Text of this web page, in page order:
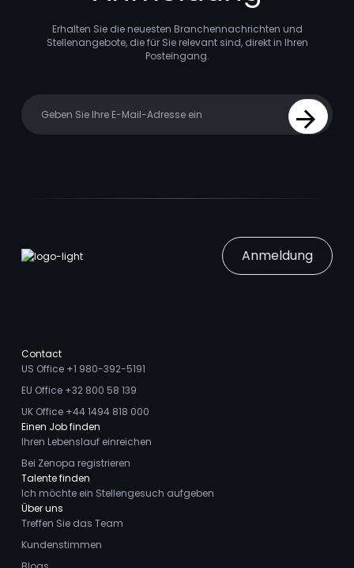
Erhalten Sie die neuesten Branchennachrichten und
Stellenangebote, die für Sie relevant sind, direkt in Ihren
Posteingang.
Sign Up
Anmeldung
Contact
US Office +1 980-392-5191
EU Office +32 800 58 139
UK Office +44 1494 818 000
Einen Job finden
Ihren Lebenslauf einreichen
Bei Zenopa registrieren
Talente finden
Ich möchte ein Stellengesuch aufgeben
Über uns
Treffen Sie das Team
Kundenstimmen